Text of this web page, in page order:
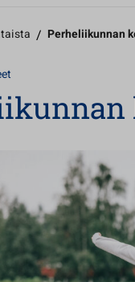
/ Perheliikunnan